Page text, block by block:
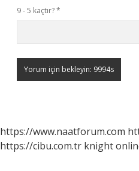
9 - 5 kaçtır?*
https://www.naatforum.com
https://cibu.com.tr knight